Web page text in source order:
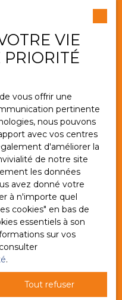
VIE
PRIORITÉ
vous offrir une
pertinente
nous pouvons
avec vos centres
d'améliorer la
de notre site
les données
avez donné votre
à n'importe quel
cookies″ en bas de
essentiels à son
sur vos
.
Tout refuser